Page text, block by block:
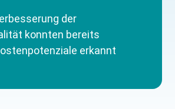
der
konnten bereits
erkannt